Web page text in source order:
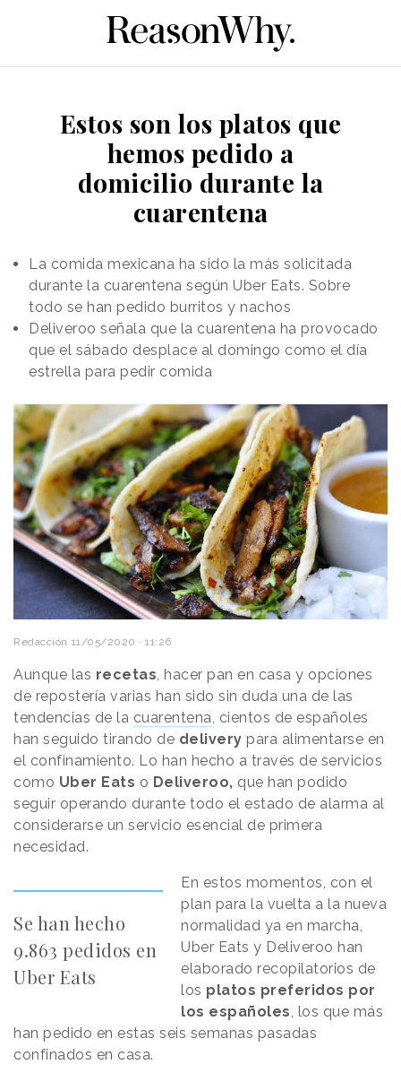
Estos son los platos que
hemos pedido a
domicilio durante la
cuarentena
La comida mexicana ha sido la más solicitada
durante la cuarentena según Uber Eats. Sobre
todo se han pedido burritos y nachos
Deliveroo señala que la cuarentena ha provocado
que el sábado desplace al domingo como el día
estrella para pedir comida
Redacción 11/05/2020 · 11:26
Aunque las recetas, hacer pan en casa y opciones
de repostería varias han sido sin duda una de las
tendencias de la cuarentena, cientos de españoles
han seguido tirando de delivery para alimentarse en
el confinamiento. Lo han hecho a través de servicios
como Uber Eats o Deliveroo, que han podido
seguir operando durante todo el estado de alarma al
considerarse un servicio esencial de primera
necesidad.
Se han hecho
9.863 pedidos en
Uber Eats
En estos momentos, con el
plan para la vuelta a la nueva
normalidad ya en marcha,
Uber Eats y Deliveroo han
elaborado recopilatorios de
los platos preferidos por
los españoles, los que más
han pedido en estas seis semanas pasadas
confinados en casa.